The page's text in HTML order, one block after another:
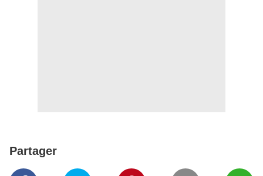
Partager